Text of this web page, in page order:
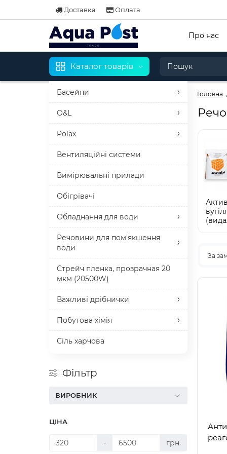
Доставка Оплата
Про нас
Каталог товарів
Басейни
O&L
Polax
Вентиляційні системи
Вимірювальні прилади
Обігрівачі
Обладнання для води
Речовини для пом'якшення
води
Стрейч пленка, прозрачная 20
мкм (20500W)
Важливі дрібнички
Побутова хімія
Сіль харчова
Головна
Фільтр
ВИРОБНИК
ЦІНА
- грн.
За